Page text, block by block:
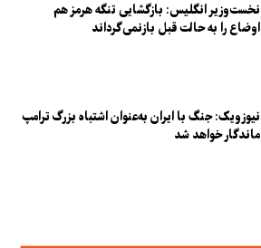
نخست‌وزیر انگلیس: بازگشایی تنگه هرمز هم
اوضاع را به حالت قبل بازنمی‌گرداند
نیوزویک: جنگ با ایران به‌عنوان اشتباه بزرگ ترامپ
ماندگار خواهد شد